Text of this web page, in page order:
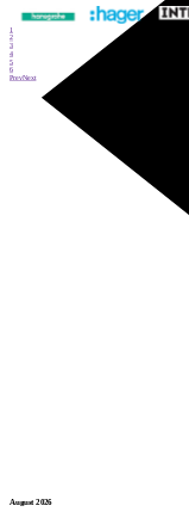
August 2026
1
2
3
4
5
6
PrevNext